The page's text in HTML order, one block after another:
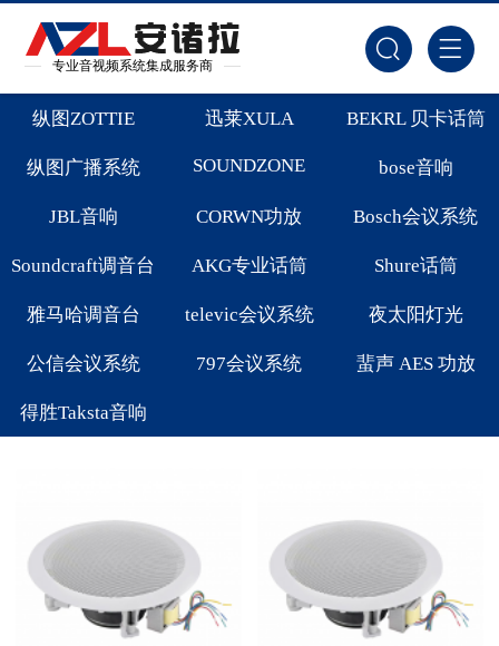
专业音视频系统集成服务商
纵图ZOTTIE 迅莱XULA BEKRL 贝卡话筒
纵图广播系统 SOUNDZONE bose音响
JBL音响 CORWN功放 Bosch会议系统
Soundcraft调音台 AKG专业话筒 Shure话筒
雅马哈调音台 televic会议系统 夜太阳灯光
公信会议系统 797会议系统 蜚声 AES 功放
得胜Taksta音响